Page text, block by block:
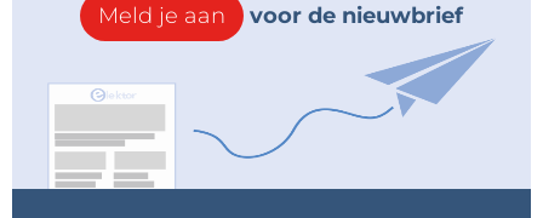
Meld je aan voor de nieuwbrief